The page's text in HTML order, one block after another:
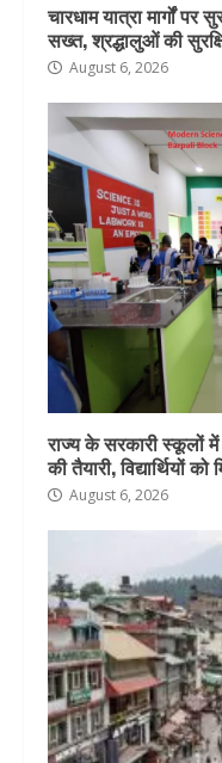
चारधाम यात्रा मार्गों पर
सख्त, श्रद्धालुओं की
August 6, 2026
राज्य के सरकारी स्कूलों
की तैयारी, विद्यार्थियों
August 6, 2026